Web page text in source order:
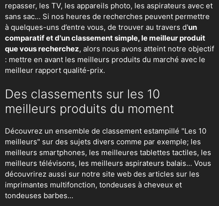
repasser, les TV, les appareils photo, les aspirateurs avec et
sans sac… Si nos heures de recherches peuvent permettre
à quelques-uns d’entre vous, de trouver au travers d'un
comparatif et d'un classement simple, le meilleur produit
que vous recherchez, alors nous avons atteint notre objectif
: mettre en avant les meilleurs produits du marché avec le
meilleur rapport qualité-prix.
Des classements sur les 10
meilleurs produits du moment
Découvrez un ensemble de classement estampillé "Les 10
meilleurs" sur des sujets divers comme par exemple; les
meilleurs smartphones, les meilleures tablettes tactiles, les
meilleurs télévisons, les meilleurs aspirateurs balais... Vous
découvrirez aussi sur notre site web des articles sur les
imprimantes multifonction, tondeuses à cheveux et
tondeuses barbes...